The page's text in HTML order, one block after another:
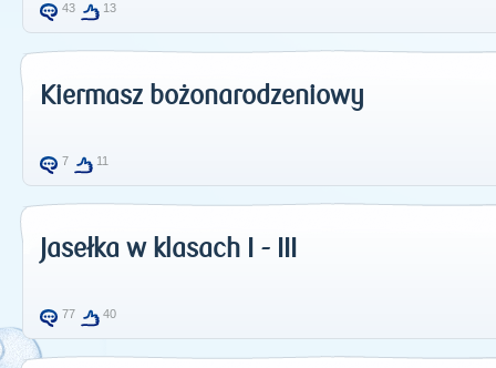
43 13
Kiermasz bożonarodzeniowy
7 11
Jasełka w klasach I - III
77 40